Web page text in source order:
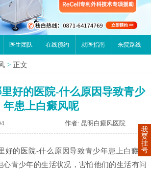
医生团队 在线预约 就医指南 来院路线
> 正文
好的医院-什么原因导致青少
年患上白癜风呢
作者: 昆明白癜风医院
好的医院-什么原因导致青少年患上白癜风
心青少年的生活状况，害怕他们的生活有问
我
要
挂
号